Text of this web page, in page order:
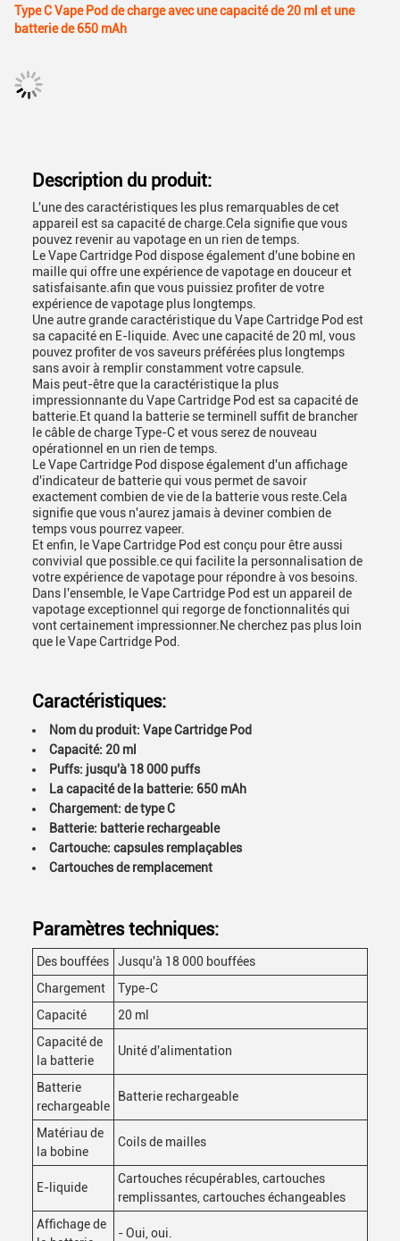
Type C Vape Pod de charge avec une capacité de 20 ml et une
batterie de 650 mAh
Description du produit:
L'une des caractéristiques les plus remarquables de cet
appareil est sa capacité de charge.Cela signifie que vous
pouvez revenir au vapotage en un rien de temps.
Le Vape Cartridge Pod dispose également d'une bobine en
maille qui offre une expérience de vapotage en douceur et
satisfaisante.afin que vous puissiez profiter de votre
expérience de vapotage plus longtemps.
Une autre grande caractéristique du Vape Cartridge Pod est
sa capacité en E-liquide. Avec une capacité de 20 ml, vous
pouvez profiter de vos saveurs préférées plus longtemps
sans avoir à remplir constamment votre capsule.
Mais peut-être que la caractéristique la plus
impressionnante du Vape Cartridge Pod est sa capacité de
batterie.Et quand la batterie se termineIl suffit de brancher
le câble de charge Type-C et vous serez de nouveau
opérationnel en un rien de temps.
Le Vape Cartridge Pod dispose également d'un affichage
d'indicateur de batterie qui vous permet de savoir
exactement combien de vie de la batterie vous reste.Cela
signifie que vous n'aurez jamais à deviner combien de
temps vous pourrez vapeer.
Et enfin, le Vape Cartridge Pod est conçu pour être aussi
convivial que possible.ce qui facilite la personnalisation de
votre expérience de vapotage pour répondre à vos besoins.
Dans l'ensemble, le Vape Cartridge Pod est un appareil de
vapotage exceptionnel qui regorge de fonctionnalités qui
vont certainement impressionner.Ne cherchez pas plus loin
que le Vape Cartridge Pod.
Caractéristiques:
Nom du produit: Vape Cartridge Pod
Capacité: 20 ml
Puffs: jusqu'à 18 000 puffs
La capacité de la batterie: 650 mAh
Chargement: de type C
Batterie: batterie rechargeable
Cartouche: capsules remplaçables
Cartouches de remplacement
Paramètres techniques:
Des bouffées
Jusqu'à 18 000 bouffées
Chargement
Type-C
Capacité
20 ml
Capacité de
la batterie
Unité d'alimentation
Batterie
rechargeable
Batterie rechargeable
Matériau de
la bobine
Coils de mailles
E-liquide
Cartouches récupérables, cartouches
remplissantes, cartouches échangeables
Affichage de
- Oui, oui.